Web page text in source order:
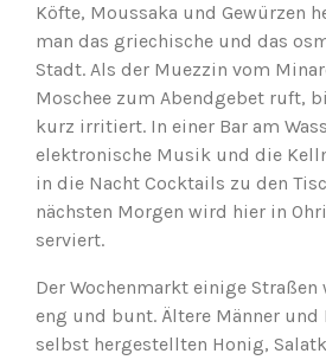
Köfte, Moussaka und Gewürzen
man das griechische und das
Stadt. Als der Muezzin vom
Moschee zum Abendgebet ruft,
kurz irritiert. In einer Bar am
elektronische Musik und die
in die Nacht Cocktails zu den
nächsten Morgen wird hier in
serviert.
Der Wochenmarkt einige
eng und bunt. Ältere Männer und
selbst hergestellten Honig,